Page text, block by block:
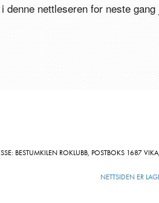
nettleseren for neste
BESTUMKILEN ROKLUBB, POSTBOKS 1687
NETTSIDEN ER